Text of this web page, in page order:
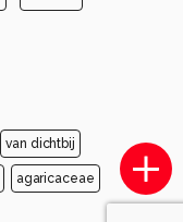
van dichtbij
agaricaceae